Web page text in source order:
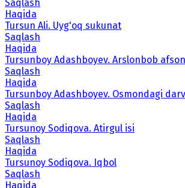
Saqlash
Haqida
Tursun Ali. Uyg'oq sukunat
Saqlash
Haqida
Tursunboy Adashboyev. Arslonbob
Saqlash
Haqida
Tursunboy Adashboyev. Osmondagi
Saqlash
Haqida
Tursunoy Sodiqova. Atirgul isi
Saqlash
Haqida
Tursunoy Sodiqova. Iqbol
Saqlash
Haqida